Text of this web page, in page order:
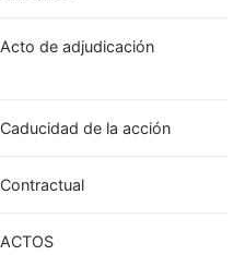
Acto de adjudicación
Caducidad de la acción
Contractual
ACTOS